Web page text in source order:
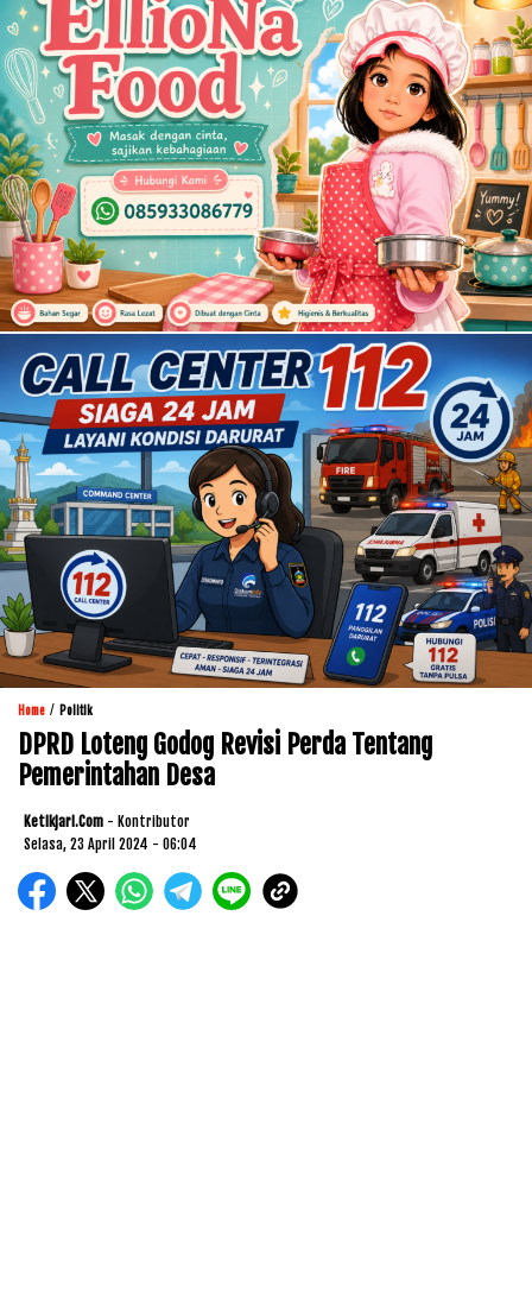
Home / Politik
DPRD Loteng Godog Revisi Perda Tentang
Pemerintahan Desa
Ketikjari.com - Kontributor
Selasa, 23 April 2024 - 06:04